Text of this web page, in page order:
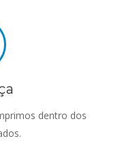
dentro dos